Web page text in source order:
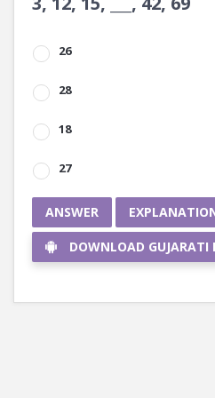
26
28
18
27
ANSWER
DOWNLOAD GUJARATI